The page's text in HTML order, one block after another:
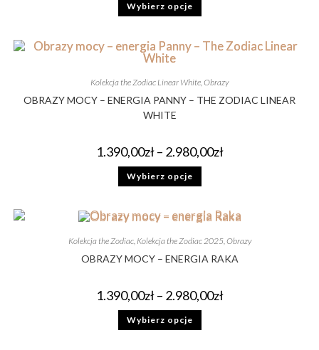
Wybierz opcje
Kolekcja the Zodiac Linear White Obrazy
OBRAZY MOCY – ENERGIA PANNY – THE ZODIAC LINEAR
WHITE
1.390,00zł – 2.980,00zł
Wybierz opcje
Kolekcja the Zodiac, Kolekcja the Zodiac 2025,Obrazy
OBRAZY MOCY – ENERGIA RAKA
1.390,00zł – 2.980,00zł
Wybierz opcje